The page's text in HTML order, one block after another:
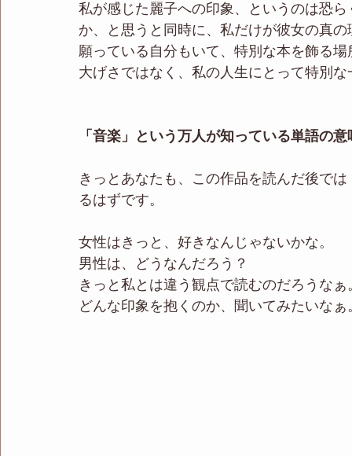
私が感じた麗子への印象、というのは恐
か、と思うと同時に、私だけが彼女の真
願っている自分もいて、特別な本を飾る
大げさではなく、私の人生にとって特別
「音楽」という万人が知っている単語の
きっとあなたも、この作品を読んだ後で
るはずです。
女性はきっと、好きなんじゃないかな。
男性は、どうなんだろう？
きっと私とは違う観点で読むのだろうなぁ
どんな印象を抱くのか、聞いてみたいなぁ